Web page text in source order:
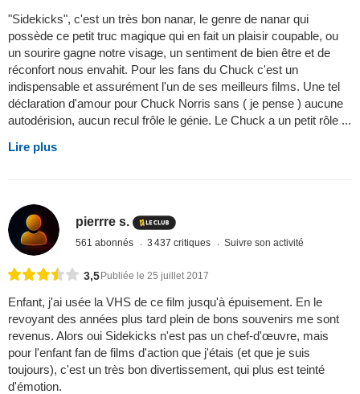
"Sidekicks", c'est un très bon nanar, le genre de nanar qui
possède ce petit truc magique qui en fait un plaisir coupable, ou
un sourire gagne notre visage, un sentiment de bien être et de
réconfort nous envahit. Pour les fans du Chuck c'est un
indispensable et assurément l'un de ses meilleurs films. Une tel
déclaration d'amour pour Chuck Norris sans ( je pense ) aucune
autodérision, aucun recul frôle le génie. Le Chuck a un petit rôle ...
Lire plus
pierrre s.
561 abonnés 3 437 critiques Suivre son activité
3,5Publiée le 25 juillet 2017
Enfant, j'ai usée la VHS de ce film jusqu'à épuisement. En le
revoyant des années plus tard plein de bons souvenirs me sont
revenus. Alors oui Sidekicks n'est pas un chef-d'œuvre, mais
pour l'enfant fan de films d'action que j'étais (et que je suis
toujours), c'est un très bon divertissement, qui plus est teinté
d'émotion.